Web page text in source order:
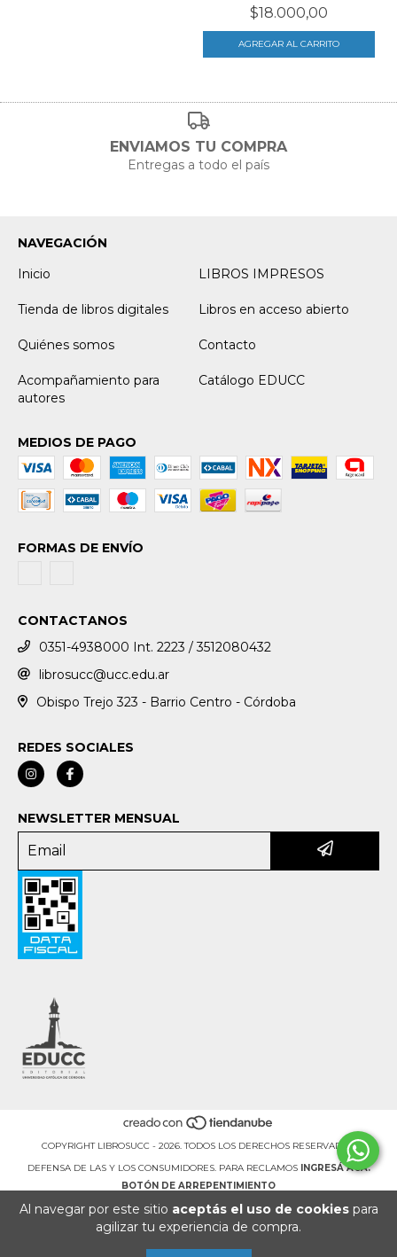
Al navegar por este sitio aceptás el uso de cookiespara
agilizar tu experiencia de compra.
$18.000,00
ENVIAMOS TU COMPRA
Entregas a todo el país
NAVEGACIÓN
Inicio
LIBROS IMPRESOS
Tienda de libros digitales Libros en acceso abierto
Quiénes somos Contacto
Acompañamiento para
autores
Catálogo EDUCC
MEDIOS DE PAGO
FORMAS DE ENVÍO
CONTACTANOS
0351-4938000 Int. 2223 / 3512080432
librosucc@ucc.edu.ar
Obispo Trejo 323 - Barrio Centro - Córdoba
REDES SOCIALES
NEWSLETTER MENSUAL
COPYRIGHT LIBROSUCC - 2026. TODOS LOS DERECHOS RESERVADOS.
DEFENSA DE LAS Y LOS CONSUMIDORES. PARA RECLAMOS INGRESÁ ACÁ.
BOTÓN DE ARREPENTIMIENTO